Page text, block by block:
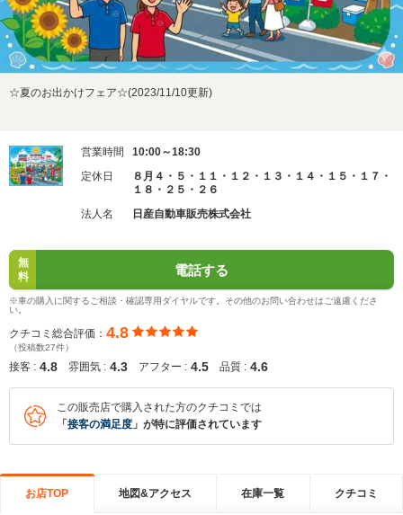
☆夏のお出かけフェア☆(2023/11/10更新)
営業時間
10:00～18:30
定休日
８月４・５・１１・１２・１３・１４・１５・１７・
１８・２５・２６
法人名
日産自動車販売株式会社
無
料
電話する
※車の購入に関するご相談・確認専用ダイヤルです。その他のお問い合わせはご遠慮くださ
い。
クチコミ総合評価： 4.8
（投稿数27件）
接客 : 4.8 雰囲気 : 4.3 アフター : 4.5 品質 : 4.6
この販売店で購入された方のクチコミでは
「 接客の満足度 」が特に評価されています
お店TOP 地図&アクセス 在庫一覧 クチコミ